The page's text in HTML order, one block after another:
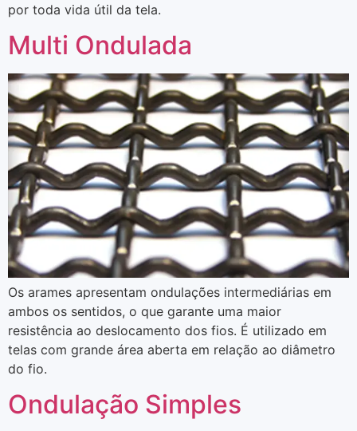
por toda vida útil da tela.
Multi Ondulada
Os arames apresentam ondulações intermediárias em
ambos os sentidos, o que garante uma maior
resistência ao deslocamento dos fios. É utilizado em
telas com grande área aberta em relação ao diâmetro
do fio.
Ondulação Simples